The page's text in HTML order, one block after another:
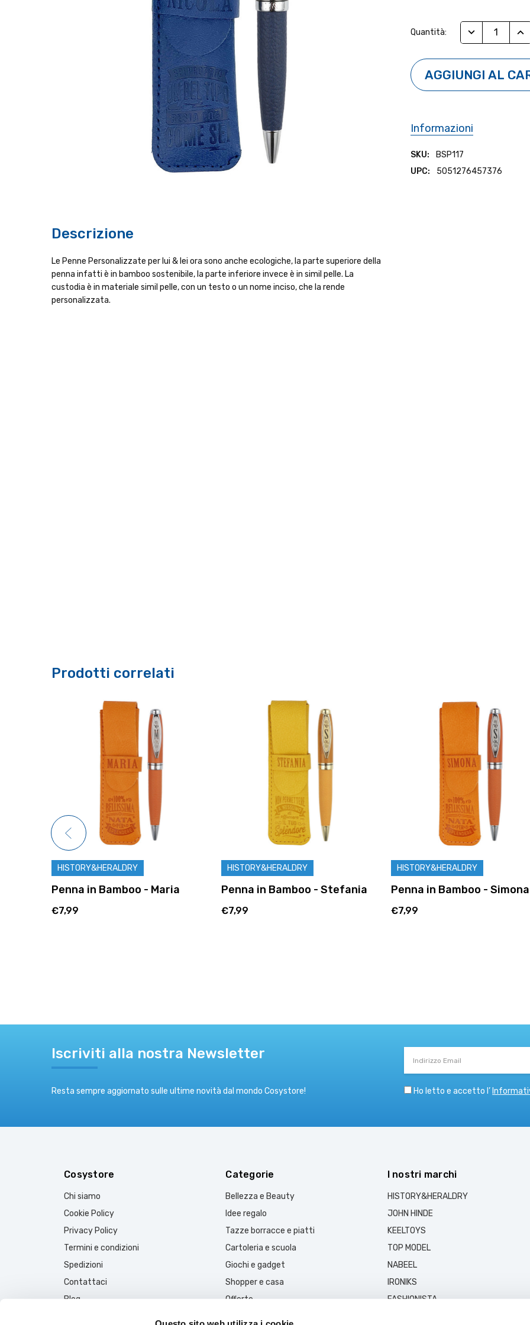
Attuale:
Quantità: RIDUCI
Informazioni
SKU:
BSP117
UPC:
5051276457376
Descrizione
Le Penne Personalizzate per lui & lei ora sono anche ecologiche, la parte superiore della
penna infatti è in bamboo sostenibile, la parte inferiore invece è in simil pelle. La
custodia è in materiale simil pelle, con un testo o un nome inciso, che la rende
personalizzata.
Prodotti correlati
HISTORY&HERALDRY
Penna in Bamboo - Maria
€7,99
HISTORY&HERALDRY
Penna in Bamboo - Stefania
€7,99
HISTORY&HERALDRY
Penna in Bamboo - Simona
€7,99
Iscriviti alla nostra Newsletter
Resta sempre aggiornato sulle ultime novità dal mondo Cosystore!
Email
Ho letto e accetto l’
Cosystore
Chi siamo
Cookie Policy
Privacy Policy
Termini e condizioni
Spedizioni
Contattaci
Blog
Categorie
Bellezza e Beauty
Idee regalo
Tazze borracce e piatti
Cartoleria e scuola
Giochi e gadget
Shopper e casa
Offerte
I nostri marchi
HISTORY&HERALDRY
JOHN HINDE
KEELTOYS
TOP MODEL
NABEEL
IRONIKS
FASHIONISTA